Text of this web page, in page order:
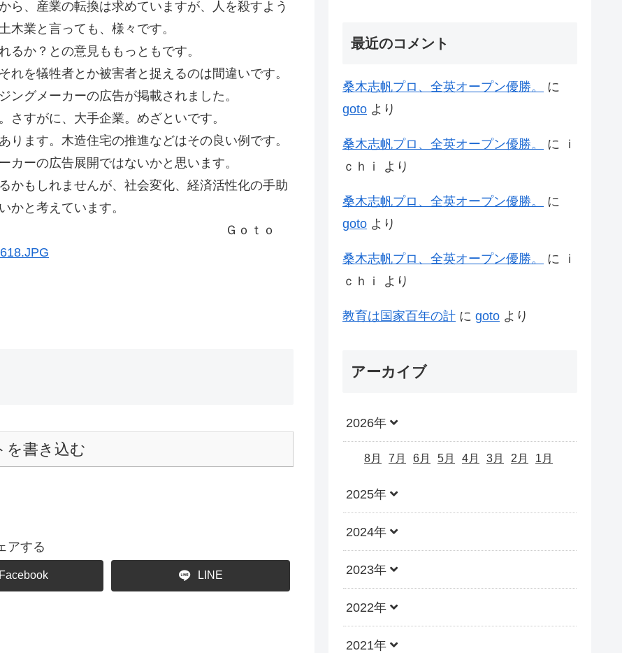
ら、産業の転換は求めていますが、人を殺すよう
木業と言っても、様々です。
るか？との意見ももっともです。
を犠牲者とか被害者と捉えるのは間違いです。
ングメーカーの広告が掲載されました。
さすがに、大手企業。めざといです。
ます。木造住宅の推進などはその良い例です。
ーの広告展開ではないかと思います。
かもしれませんが、社会変化、経済活性化の手助
かと考えています。
ｏ
を書き込む
アする
Facebook LINE
最近のコメント
桑木志帆プロ、全英オープン優勝。
に
goto より
桑木志帆プロ、全英オープン優勝。 に
ｉ
ｃｈｉ
より
桑木志帆プロ、全英オープン優勝。
に
goto より
桑木志帆プロ、全英オープン優勝。 に
ｉ
ｃｈｉ
より
教育は国家百年の計 に goto より
アーカイブ
2026年
8月 7月 6月 5月 4月 3月 2月 1月
2025年
2024年
2023年
2022年
2021年